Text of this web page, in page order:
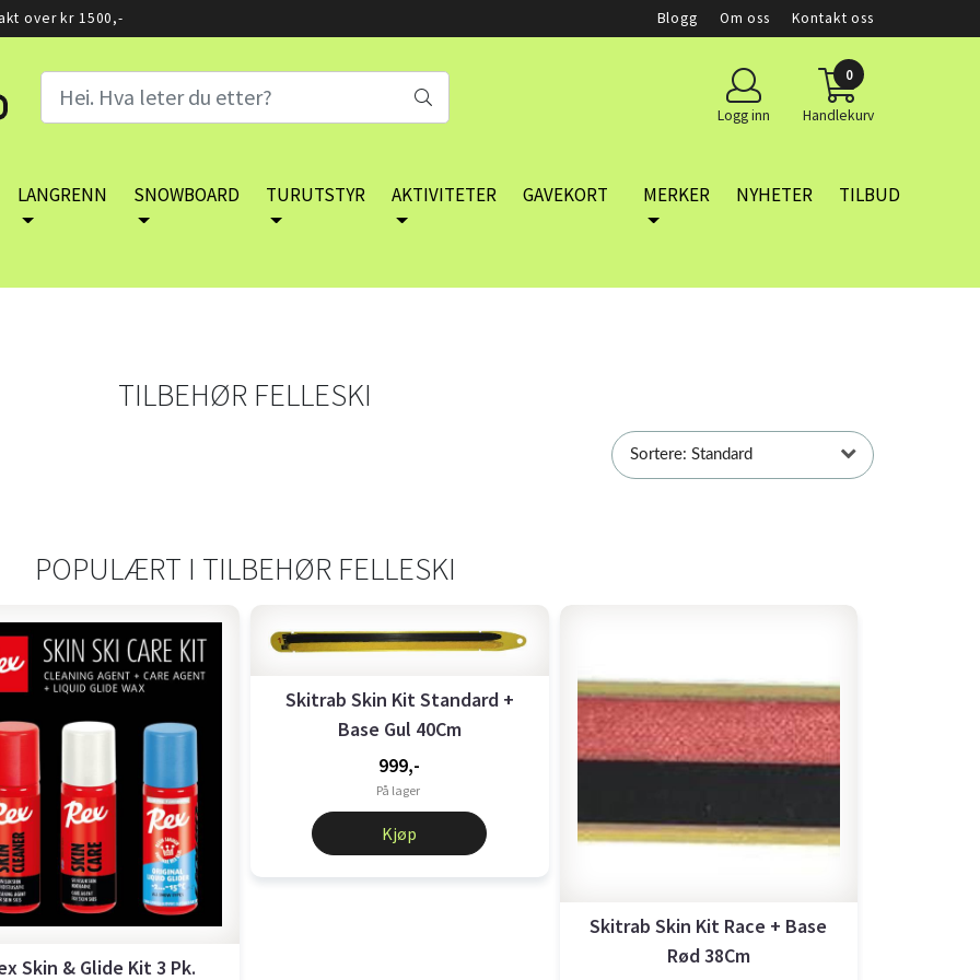
over kr 1500,- Blogg Om oss Kontakt oss
Logg inn
0
Handlekurv
LANGRENN SNOWBOARD TURUTSTYR AKTIVITETER GAVEKORT MERKER NYHETER TILBUD
TILBEHØR FELLESKI
Sortere: Standard
POPULÆRT I TILBEHØR FELLESKI
Skin & Glide Kit 3 Pk.
Skitrab Skin Kit Standard +
Base Gul 40Cm
999,-
På lager
Kjøp
Skitrab Skin Kit Race + Base
Rød 38Cm